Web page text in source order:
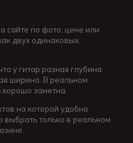
сайте по фото, цене или
двух одинаковых
у гитар разная глубина
ширина. В реальном
хорошо заметна.
на которой удобно
только в реальном